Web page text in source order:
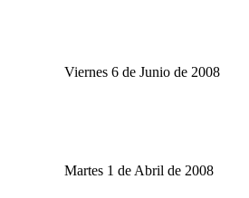
Viernes 6 de Junio de 2008
Martes 1 de Abril de 2008